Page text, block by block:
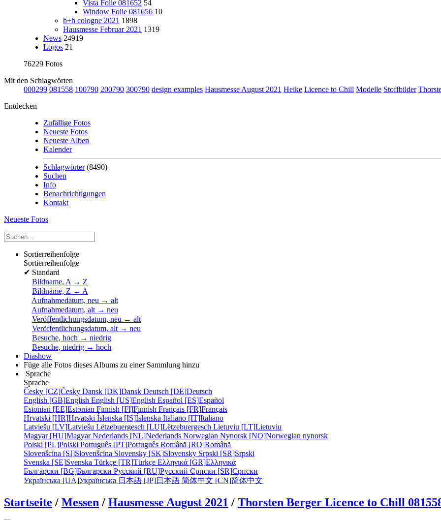
Vista Folie 081652 54
Window Folie 081656 10
h+h cologne 2021 1898
Hausmesse Februar 2021 1319
News 24919
Logos 21
76229 Fotos
Mit den Schlagwörten
000299 081558 100790 200790 300790 design examples Hausmesse August 2021 Heike Licence to Chill Modelle Stoffbilder
Entdecken
Zufällige Fotos
Neueste Fotos
Neueste Alben
Kalender
Schlagwörter(8490)
Suchen
Info
Benachrichtigungen
Kontakt
Neueste Fotos
Sortierreihenfolge
Sortierreihenfolge
✔ Standard
Bildname, A → Z
Bildname, Z → A
Aufnahmedatum, neu → alt
Aufnahmedatum, alt → neu
Veröffentlichungsdatum, neu → alt
Veröffentlichungsdatum, alt → neu
Besuche, hoch → niedrig
Besuche, niedrig → hoch
Diashow
Füge alle Fotos dieses Albums zu einer Sammlung hinzu
Sprache
Sprache
Česky [CZ]Česky Dansk [DK]Dansk Deutsch [DE]Deutsch
English [GB]English English [US]English Español [ES]Español
Estonian [EE]Estonian Finnish [FI]Finnish Français [FR]Français
Hrvatski [HR]Hrvatski Íslenska [IS]Íslenska Italiano [IT]Italiano
Latviešu [LV]Latviešu Lëtzebuergesch [LU]Lëtzebuergesch Lietuviu [LT]Lietuviu
Magyar [HU]MagyarNederlands [NL]Nederlands Norwegian Nynorsk [NO]Norwegian nynorsk
Polski [PL]Polski Português [PT]Português Română [RO]Română
Slovenšcina [SI]Slovenšcina Slovensky [SK]Slovensky Srpski [SR]Srpski
Svenska [SE]Svenska Türkçe [TR]Türkçe Ελληνικά [GR]Ελληνικά
Български [BG]Български Русский [RU]Русский Српски [SR]Српски
Українська [UA]Українська 日本語 [JP]日本語 简体中文 [CN]简体中文
Startseite / Messen / Hausmesse August 2021 / Thorsten Berger Licence to Chill